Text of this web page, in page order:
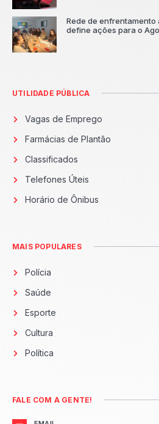
Rede de
define ações para o
UTILIDADE PÚBLICA
Vagas de Emprego
Farmácias de Plantão
Classificados
Telefones Úteis
Horário de Ônibus
MAIS POPULARES
Polícia
Saúde
Esporte
Cultura
Política
FALE COM A GENTE!